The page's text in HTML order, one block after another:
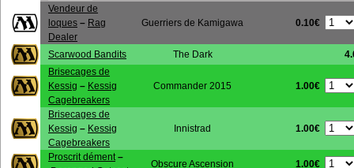
Vendeur de
loques – Rag
Dealer
Guerriers de Kamigawa 0.10€
Scarwood Bandits The Dark
Brisecages de
Kessig – Kessig
Cagebreakers
Commander 2015 1.00€
Brisecages de
Kessig – Kessig
Cagebreakers
Innistrad 1.00€
Proscrit dément –
Obscure Ascension 1.00€